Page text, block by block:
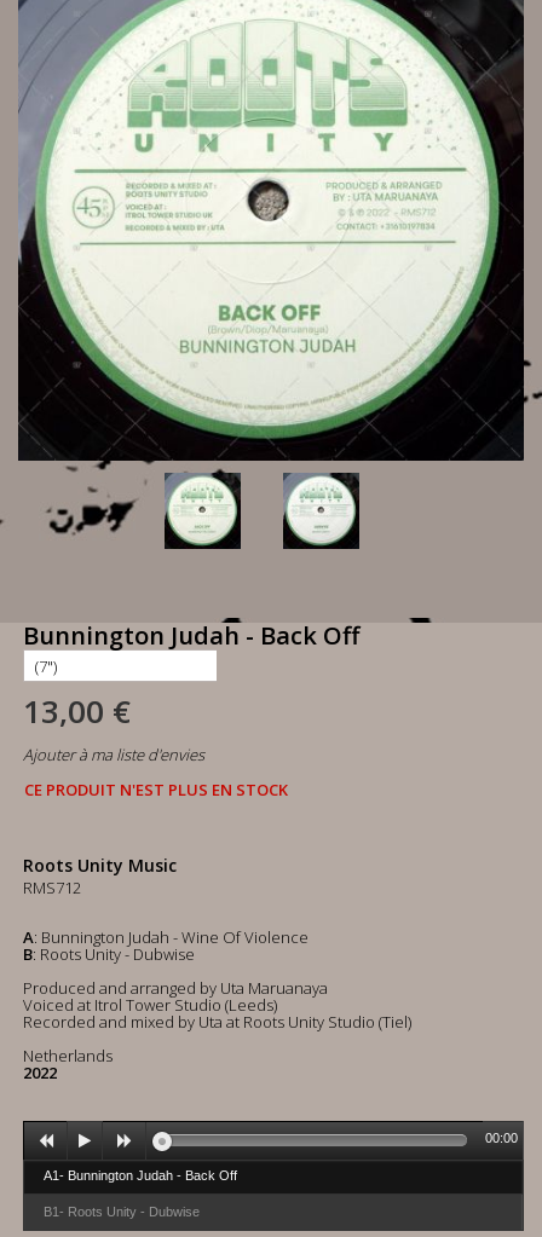
Bunnington Judah - Back Off
13,00 €
Ajouter à ma liste d'envies
CE PRODUIT N'EST PLUS EN STOCK
Roots Unity Music
RMS712
A: Bunnington Judah - Wine Of Violence
B: Roots Unity - Dubwise
Produced and arranged by Uta Maruanaya
Voiced at Itrol Tower Studio (Leeds)
Recorded and mixed by Uta at Roots Unity Studio (Tiel)
Netherlands
2022
A1- Bunnington Judah - Back Off
B1- Roots Unity - Dubwise
00:00